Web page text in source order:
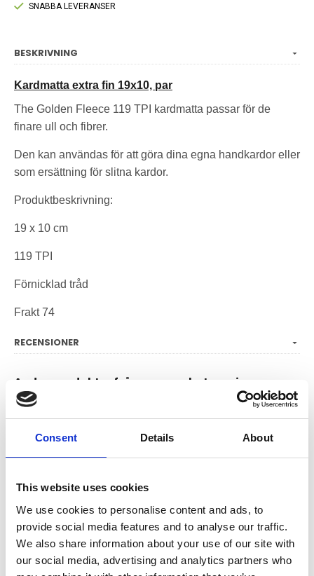
Consent Details About
This website uses cookies
We use cookies to personalise content and ads, to
provide social media features and to analyse our traffic.
We also share information about your use of our site with
our social media, advertising and analytics partners who
SNABBA LEVERANSER
BESKRIVNING
Kardmatta extra fin 19x10, par
The Golden Fleece 119 TPI kardmatta passar för de
finare ull och fibrer.
Den kan användas för att göra dina egna handkardor eller
som ersättning för slitna kardor.
Produktbeskrivning:
19 x 10 cm
119 TPI
Förnicklad tråd
Frakt 74
RECENSIONER
Andra produkter från samma kategori
par 54 TPI
Kardmatta fin 19x10, par,
72 TPI
Kardmatta fin 19x10, par, som